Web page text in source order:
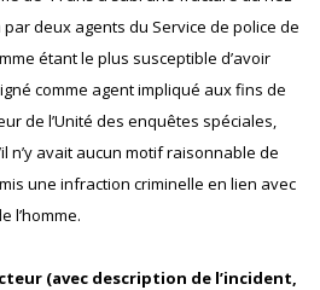
deux agents du Service de police de
étant le plus susceptible d’avoir
comme agent impliqué aux fins de
de l’Unité des enquêtes spéciales,
n’y avait aucun motif raisonnable de
une infraction criminelle en lien avec
l’homme.
(avec description de l’incident,